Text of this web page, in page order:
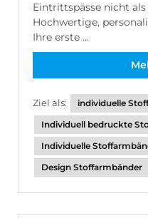
Eintrittspässe nicht als
Hochwertige,
Ihre erste ...
Ziel als:
individuelle
Individuell bedruckte
Individuelle
Design Stoffarmbänder